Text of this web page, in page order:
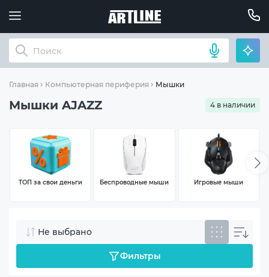
Главная Компьютерная периферия Мышки
Мышки AJAZZ 4 в наличии
ТОП за свои деньги Беспроводные мыши Игровые мыши
Не выбрано
Фильтры